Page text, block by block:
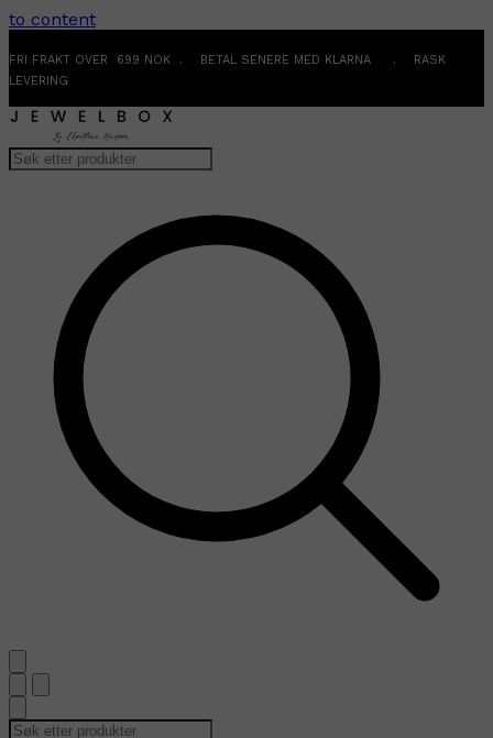
to content
FRI FRAKT OVER 699 NOK . BETAL SENERE MED KLARNA . RASK
LEVERING